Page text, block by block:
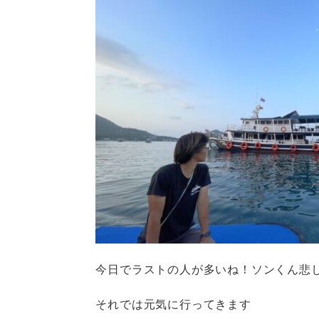
今日でラストの人が多いね！ソンくん悲
それでは元気に行ってきます